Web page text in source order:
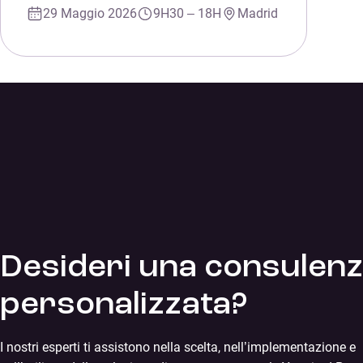
29 Maggio 2026 9H30 – 18H Madrid
Desideri una
personalizzata?
I nostri esperti ti assistono nella scelta, nell’implementazione e